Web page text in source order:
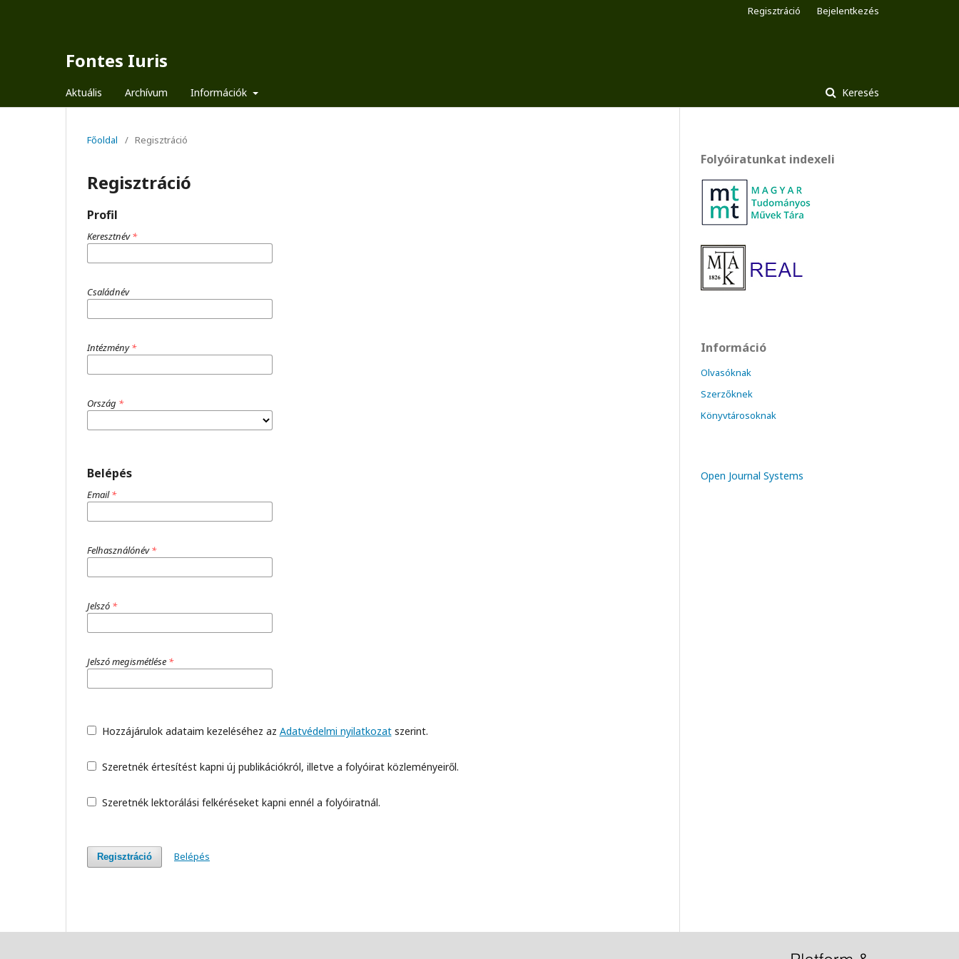
Fontes Iuris
Aktuális Archívum Információk Keresés
Regisztráció Bejelentkezés
Főoldal / Regisztráció
Regisztráció
Profil
Keresztnév*
Családnév
Intézmény*
Ország *
Belépés
Email*
Felhasználónév*
Jelszó *
Jelszó megismétlése *
Hozzájárulok adataim kezeléséhez az Adatvédelmi nyilatkozatszerint.
Szeretnék értesítést kapni új publikációkról, illetve a folyóirat közleményeiről.
Szeretnék lektorálási felkéréseket kapni ennél a folyóiratnál.
Regisztráció Belépés
Folyóiratunkat indexeli
Információ
Olvasóknak
Szerzőknek
Könyvtárosoknak
Open Journal Systems